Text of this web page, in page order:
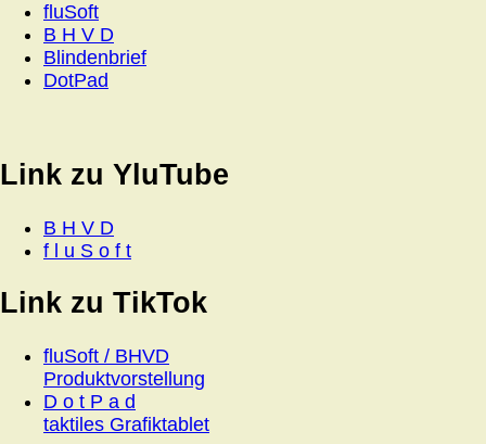
fluSoft
B H V D
Blindenbrief
DotPad
Link zu YluTube
B H V D
f l u S o f t
Link zu TikTok
fluSoft / BHVD
Produktvorstellung
D o t P a d
taktiles Grafiktablet